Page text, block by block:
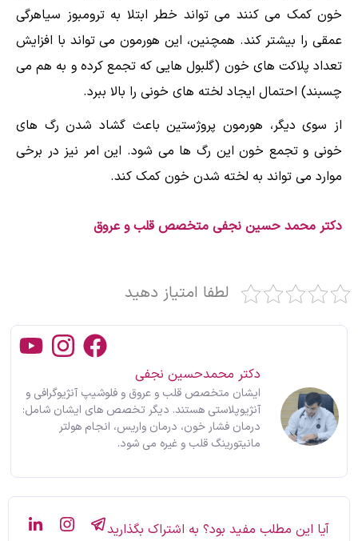
خون کمک می کنند می تواند خطر ابتلا به ترومبوز سیاهرگی
عمقی را بیشتر کند. همچنین، این هورمون می تواند با افزایش
تعداد پلاکت های خون (گلبول هایی که تجمع کرده و به هم می
چسبند) احتمال ایجاد لخته های خونی را بالا ببرد.
از سوی دیگر، هورمون پروژستین باعث گشاد شدن رگ های
خونی و تجمع خون این رگ ها می شود. این امر نیز در برخی
موارد می تواند به لخته شدن خون کمک کند.
دکتر محمد حسین نجفی متخصص قلب و عروق
لطفا امتیاز دهید
دکتر محمدحسین نجفی
ایشان متخصص قلب و عروق و فلوشیپ آنژیوگرافی و
آنژیوپلاستی هستند. دیگر تخصص های ایشان شامل:
درمان فشار خون، درمان واریس، انجام هولتر
مانیتورینگ قلب و غیره می شود.
آیا این مطلب مفید بود؟ به اشتراک بگذارید